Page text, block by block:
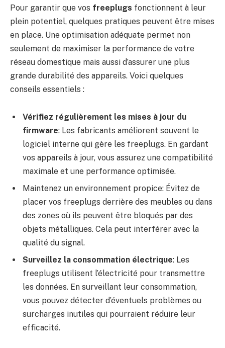
Pour garantir que vos freeplugs fonctionnent à leur
plein potentiel, quelques pratiques peuvent être mises
en place. Une optimisation adéquate permet non
seulement de maximiser la performance de votre
réseau domestique mais aussi d’assurer une plus
grande durabilité des appareils. Voici quelques
conseils essentiels :
Vérifiez régulièrement les mises à jour du
firmware: Les fabricants améliorent souvent le
logiciel interne qui gère les freeplugs. En gardant
vos appareils à jour, vous assurez une compatibilité
maximale et une performance optimisée.
Maintenez un environnement propice: Évitez de
placer vos freeplugs derrière des meubles ou dans
des zones où ils peuvent être bloqués par des
objets métalliques. Cela peut interférer avec la
qualité du signal.
Surveillez la consommation électrique: Les
freeplugs utilisent l’électricité pour transmettre
les données. En surveillant leur consommation,
vous pouvez détecter d’éventuels problèmes ou
surcharges inutiles qui pourraient réduire leur
efficacité.